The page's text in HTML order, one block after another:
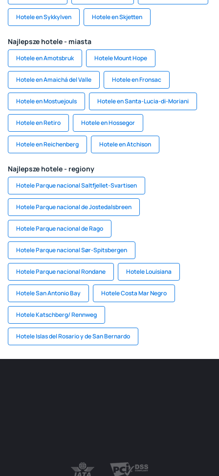
Hotele en Sykkylven Hotele en Skjetten
Najlepsze hotele - miasta
Hotele en Amotsbruk Hotele Mount Hope
Hotele en Amaichá del Valle Hotele en Fronsac
Hotele en Mostuejouls Hotele en Santa-Lucia-di-Moriani
Hotele en Retiro Hotele en Hossegor
Hotele en Reichenberg Hotele en Atchison
Najlepsze hotele - regiony
Hotele Parque nacional Saltfjellet-Svartisen
Hotele Parque nacional de Jostedalsbreen
Hotele Parque nacional de Rago
Hotele Parque nacional Sør-Spitsbergen
Hotele Parque nacional Rondane Hotele Louisiana
Hotele San Antonio Bay Hotele Costa Mar Negro
Hotele Katschberg/ Rennweg
Hotele Islas del Rosario y de San Bernardo